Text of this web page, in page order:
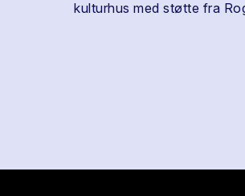
kulturhus med støtte fra